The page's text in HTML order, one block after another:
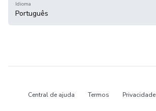
Idioma
Português
Central de ajuda Termos Privacidade